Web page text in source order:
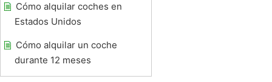
Cómo alquilar coches en
Estados Unidos
Cómo alquilar un coche
durante 12 meses